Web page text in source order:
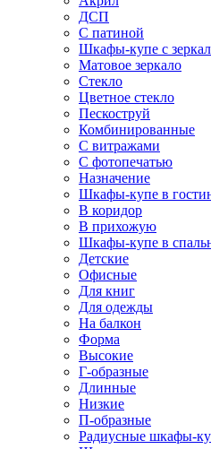
ДСП
С патиной
Шкафы-купе с
Матовое зеркало
Стекло
Цветное стекло
Пескоструй
Комбинированные
С витражами
С фотопечатью
Назначение
Шкафы-купе в
В коридор
В прихожую
Шкафы-купе в
Детские
Офисные
Для книг
Для одежды
На балкон
Форма
Высокие
Г-образные
Длинные
Низкие
П-образные
Радиусные шкафы-